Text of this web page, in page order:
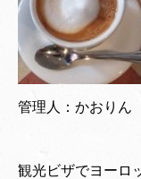
管理人：かおりん
観光ビザでヨーロ